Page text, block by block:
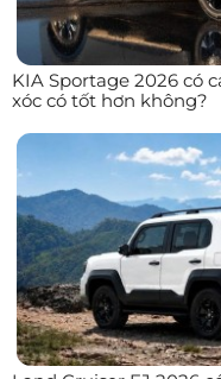
KIA Sportage 2026 có
xóc có tốt hơn không?